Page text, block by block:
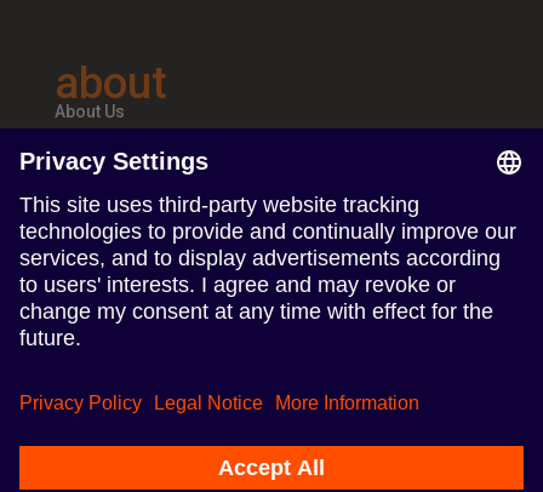
about
About Us
Teams & Offices
follow us
Follow us on Linkedin
Follow us on Instagram